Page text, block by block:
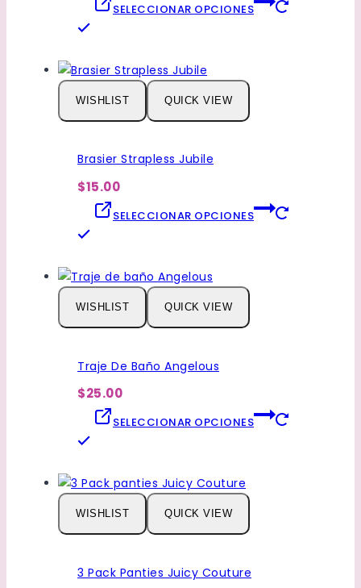
SELECCIONAR OPCIONES
tiene
múltiples
variantes.
Las
se
pueden
elegir
en
de
producto
WISHLIST QUICK VIEW
Brasier Strapless Jubile
$15.00
SELECCIONAR OPCIONES
tiene
múltiples
variantes.
Las
se
pueden
elegir
en
de
producto
WISHLIST QUICK VIEW
Traje De Baño Angelous
$25.00
SELECCIONAR OPCIONES
tiene
múltiples
variantes.
Las
se
WISHLIST QUICK VIEW
3 Pack Panties Juicy Couture